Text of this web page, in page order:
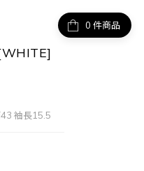
件商品
袖長15.5